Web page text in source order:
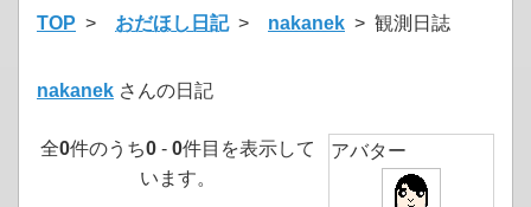
TOP > おだほし日記> nakanek > 観測日誌
nakanek さんの日記
全0件のうち0 - 0件目を表示して
います。
アバター